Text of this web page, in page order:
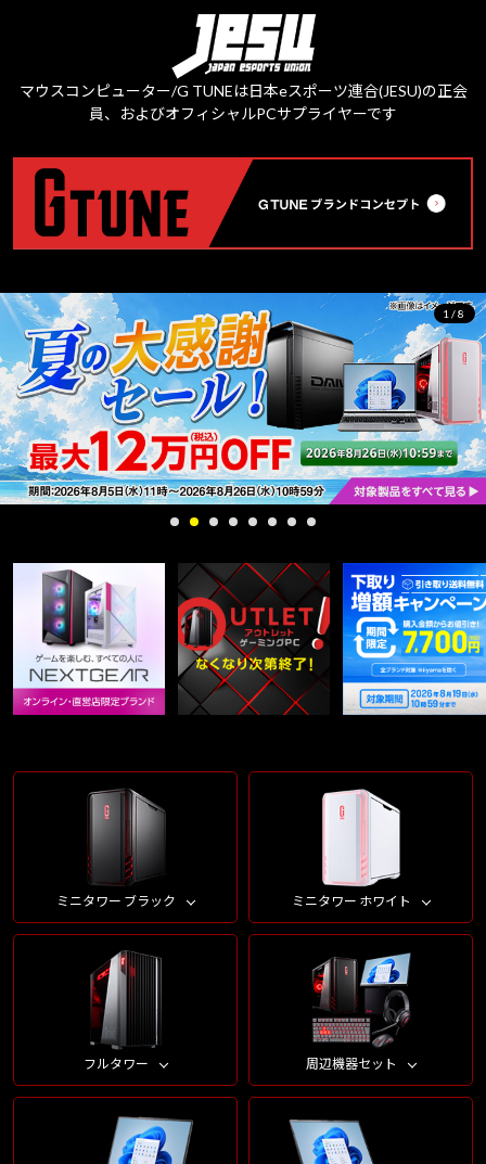
マウスコンピューター/G TUNEは日本eスポーツ連合(JESU)の正会
員、およびオフィシャルPCサプライヤーです
2/8
ミニタワー ブラック ミニタワー ホワイト
フルタワー 周辺機器セット